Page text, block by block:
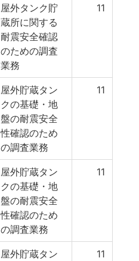
屋外タンク貯
蔵所に関する
耐震安全確認
のための調査
業務
11
屋外貯蔵タン
クの基礎・地
盤の耐震安全
性確認のため
の調査業務
11
屋外貯蔵タン
クの基礎・地
盤の耐震安全
性確認のため
の調査業務
11
屋外貯蔵タン 11